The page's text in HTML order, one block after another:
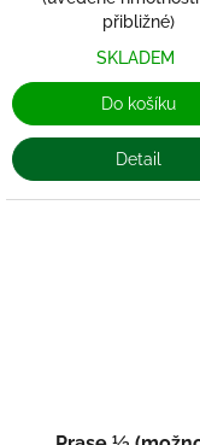
přibližné)
SKLADEM
Do košíku
Detail